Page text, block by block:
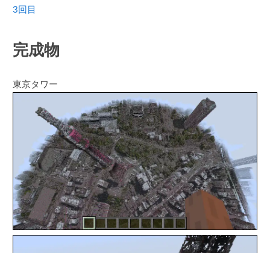
3回目
完成物
東京タワー